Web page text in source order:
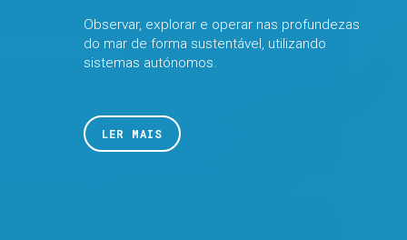
Observar, explorar e operar nas profundezas
do mar de forma sustentável, utilizando
sistemas autónomos.
LER MAIS